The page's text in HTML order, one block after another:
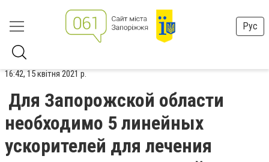
Рус
16:42, 15 квітня 2021 р.
Для Запорожской области
необходимо 5 линейных
ускорителей для лечения